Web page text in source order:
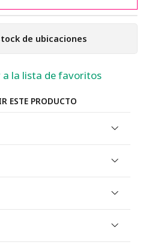
de ubicaciones
a la lista de favoritos
ESTE PRODUCTO